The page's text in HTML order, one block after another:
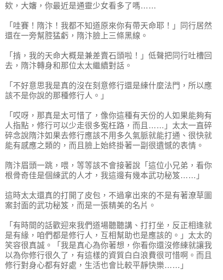
欸，大嬸，你最近是通靈少女看多了嗎……
「哇賽！隋汴！我都不知道原來你有帶天命耶！」同行居然
還在一旁幫腔猛虧，隋汴臉上三條黑線。
「掯，我的天命大概是兼差賣石頭啦！」低聲把同行吐槽回
去，隋汴轉身和那位太太繼續對話。
「不好意思我是真的沒在刻意修行還是練什麼法門，所以應
該不是你說的那種修行人。」
「哎呀，那真是太可惜了，像你這種有天份的人如果能夠有
人指點，修行可以少走很多冤枉路，而且……」太太一直碎
碎念說隋汴如果去修行應該不用多久氣脈就能打通、很快就
能有感應之類的，而且臉上始終掛著一副很遺憾的表情。
隋汴眉頭一跳，喂，等等該不會接著說「這位小兄弟，看你
根骨奇佳是個練武的人才，我這邊有幾本武功秘笈……」
這時太太還真的打開了皮包，不過拿出來的不是有著潦草圖
案封面的武功秘笈，而是一張精美的名片。
「有時間的話歡迎來我們道場聽聽講、打打坐，反正相逢就
是有緣，咱們都是修行人，互相幫助也是應該的。」太太的
笑容很真誠。「我是真心為你著想，你看你還沒修練就讓我
以為你修行很久了，有這樣的資質白白浪費很可惜啊。而且
修行對身心都有好處，生活也會比較平靜快樂……」